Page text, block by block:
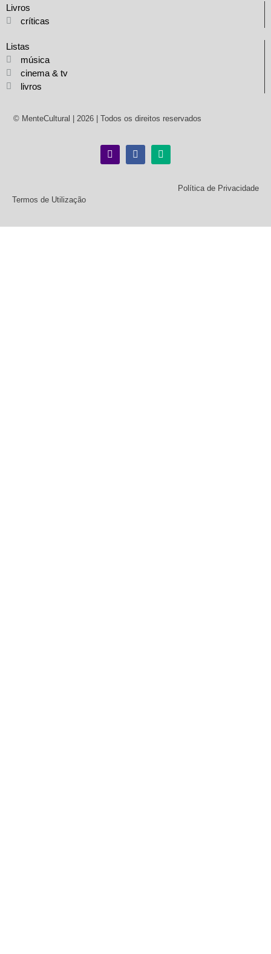
Livros
críticas
Listas
música
cinema & tv
livros
© MenteCultural | 2026 | Todos os direitos reservados
Política de Privacidade
Termos de Utilização